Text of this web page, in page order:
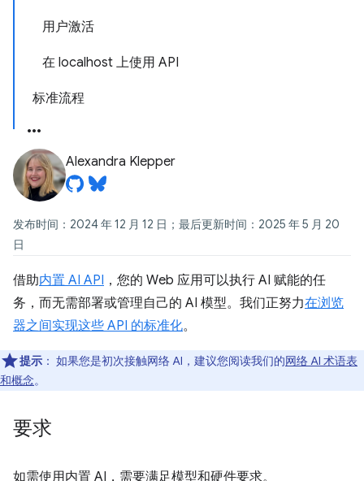
用户激活
在 localhost 上使用 API
标准流程
Alexandra Klepper
发布时间：2024 年 12 月 12 日；最后更新时间：2025 年 5 月 20
日
借助内置 AI API ，您的 Web 应用可以执行 AI 赋能的任
务，而无需部署或管理自己的 AI 模型。我们正努力在浏览
器之间实现这些 API 的标准化。
提示 ： 如果您是初次接触网络 AI，建议您阅读我们的网络 AI 术语表
和概念。
要求
如需使用内置 AI，需要满足模型和硬件要求。